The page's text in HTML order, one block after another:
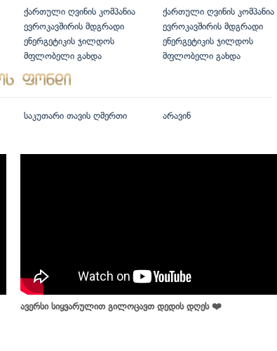
ქართული ღვინის კომპანია
ევროკავშირის მდგრადი
ენერგეტიკის ჯილდოს
მფლობელი გახდა
ქართული ღვინის კომპანია
ევროკავშირის მდგრადი
ენერგეტიკის ჯილდოს
მფლობელი გახდა
საკუთარი თავის ღმერთი არავინ
ავერსი სიყვარულით გილოცავთ დედის დღეს ❤️